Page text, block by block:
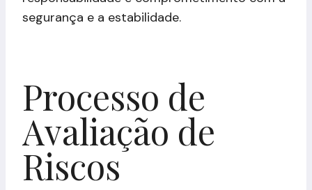
segurança e a estabilidade.
Processo de
Avaliação de
Riscos